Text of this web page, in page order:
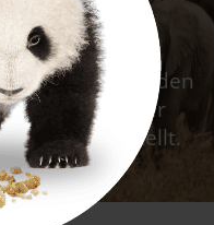
der Inhalte zu den
Die Suchtreffer
dargestellt.